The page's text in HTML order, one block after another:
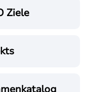
Ziele